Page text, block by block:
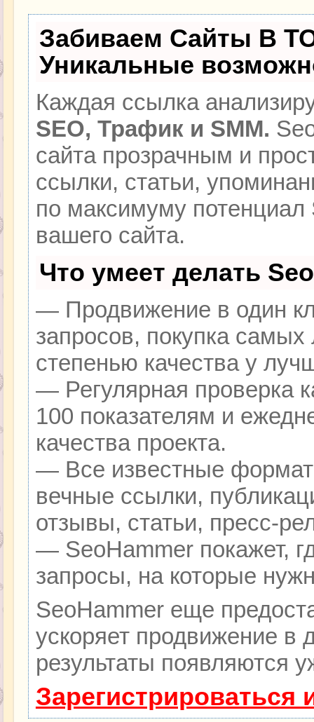
Забиваем Сайты В
Уникальные
Каждая ссылка
SEO, Трафик и SMM.
сайта прозрачным и
ссылки, статьи,
по максимуму
вашего сайта.
Что умеет делать
— Продвижение в один
запросов, покупка
степенью качества у
— Регулярная проверка
100 показателям и
качества проекта.
— Все известные
вечные ссылки,
отзывы, статьи, пресс-
— SeoHammer покажет,
запросы, на которые
SeoHammer еще
ускоряет продвижение в
результаты появляются